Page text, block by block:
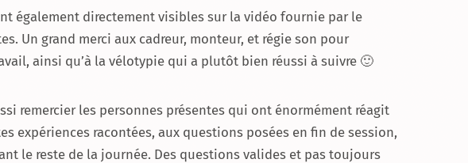
également directement visibles sur la vidéo fournie par le
Un grand merci aux cadreur, monteur, et régie son pour
ainsi qu’à la vélotypie qui a plutôt bien réussi à suivre 🙂
remercier les personnes présentes qui ont énormément réagit
expériences racontées, aux questions posées en fin de session,
le reste de la journée. Des questions valides et pas toujours